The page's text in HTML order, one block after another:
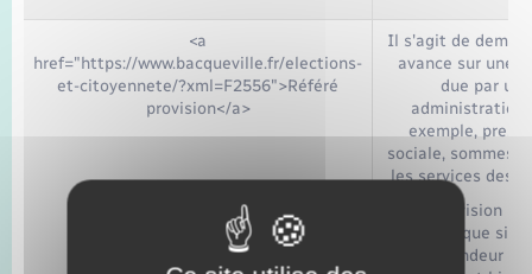
<a
href="https://www.bacqueville.fr/elections-
et-citoyennete/?xml=F2556">Référé
provision</a>
Il s'agit de
avance sur une
due par une
administration
exemple,
sociale, sommes
les services des
La provision ne
accordée que si
du demandeur